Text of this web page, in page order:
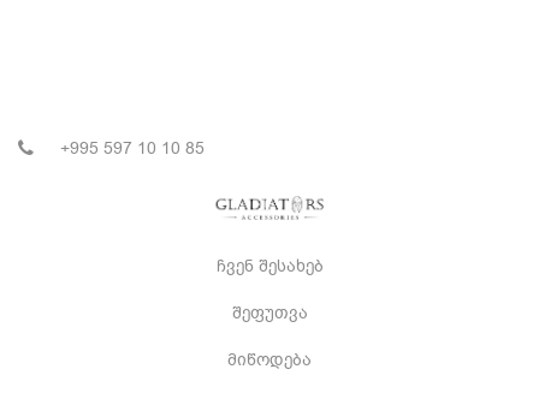
+995 597 10 10 85
ჩვენ შესახებ
შეფუთვა
მიწოდება